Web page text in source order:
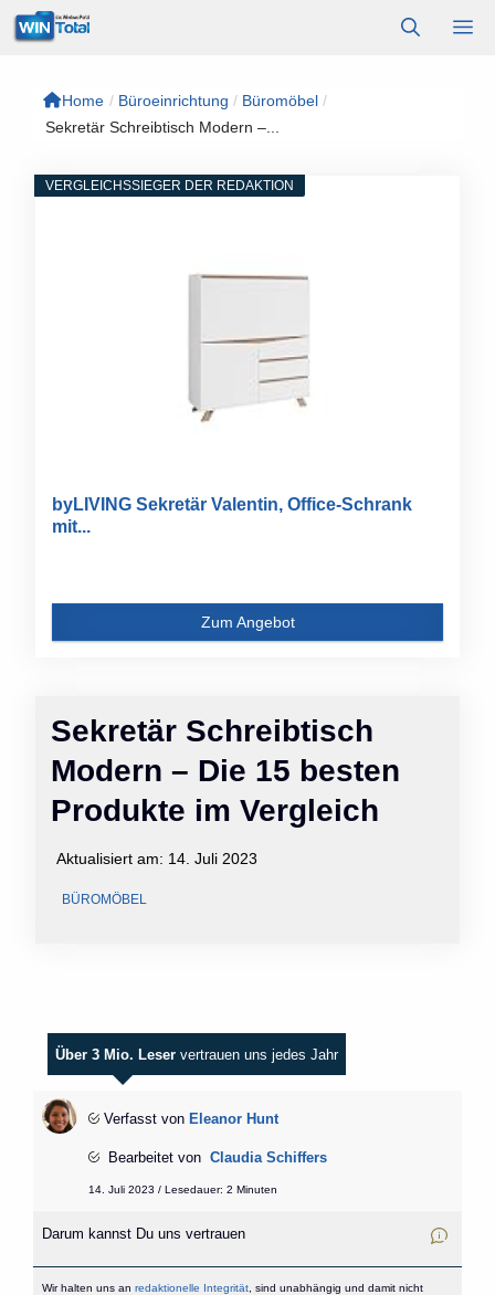
Zum
Inhalt
Home / Büroeinrichtung / Büromöbel /
Sekretär Schreibtisch Modern –...
Sekretär Schreibtisch
Modern – Die 15 besten
Produkte im Vergleich
Aktualisiert am: 14. Juli 2023
BÜROMÖBEL
VERGLEICHSSIEGER DER REDAKTION
byLIVING Sekretär Valentin, Office-Schrank
mit...
Zum Angebot
Über 3 Mio. Leser vertrauen uns jedes Jahr
Verfasst von Eleanor Hunt
Bearbeitet von Claudia Schiffers
14. Juli 2023 / Lesedauer: 2 Minuten
Darum kannst Du uns vertrauen
Wir halten uns an redaktionelle Integrität, sind unabhängig und damit nicht